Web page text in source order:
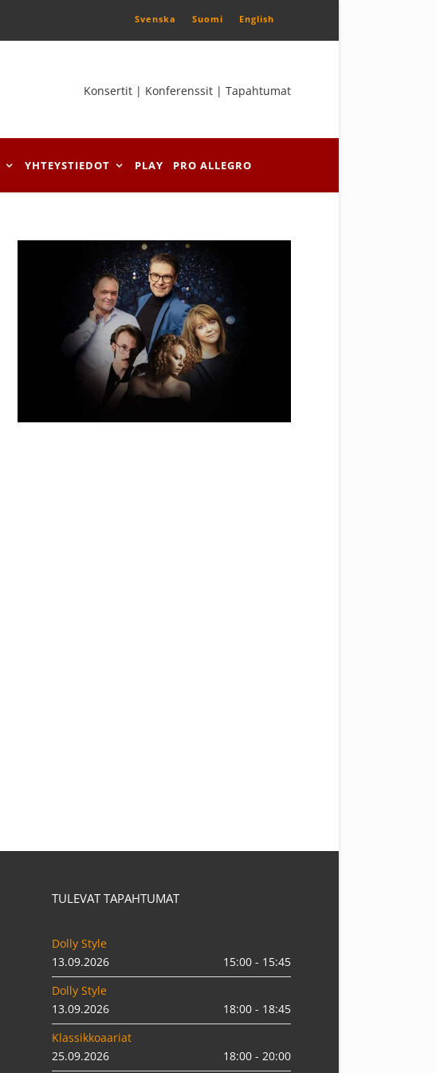
Svenska Suomi English
Konsertit | Konferenssit | Tapahtumat
YHTEYSTIEDOT PLAY PRO ALLEGRO
TULEVAT TAPAHTUMAT
Dolly Style
13.09.2026
15:00 - 15:45
Dolly Style
13.09.2026
18:00 - 18:45
Klassikkoaariat
25.09.2026
18:00 - 20:00